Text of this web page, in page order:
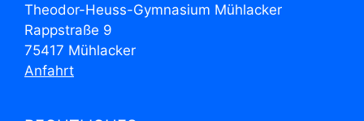
Theodor-Heuss-Gymnasium Mühlacker
Rappstraße 9
75417 Mühlacker
Anfahrt